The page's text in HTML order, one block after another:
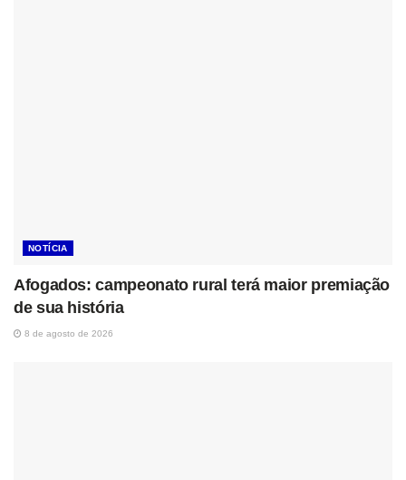
NOTÍCIA
Afogados: campeonato rural terá maior premiação
de sua história
8 de agosto de 2026